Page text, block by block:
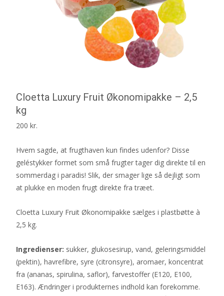
Cloetta Luxury Fruit Økonomipakke – 2,5
kg
200 kr.
Hvem sagde, at frugthaven kun findes udenfor? Disse
geléstykker formet som små frugter tager dig direkte til en
sommerdag i paradis! Slik, der smager lige så dejligt som
at plukke en moden frugt direkte fra træet.
Cloetta Luxury Fruit Økonomipakke sælges i plastbøtte à
2,5 kg.
Ingredienser: sukker, glukosesirup, vand, geleringsmiddel
(pektin), havrefibre, syre (citronsyre), aromaer, koncentrat
fra (ananas, spirulina, saflor), farvestoffer (E120, E100,
E163). Ændringer i produkternes indhold kan forekomme.